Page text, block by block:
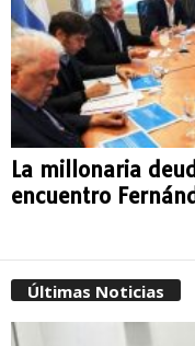
La millonaria
encuentro
Últimas Noticias